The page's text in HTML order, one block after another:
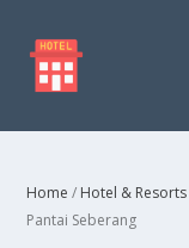
Home / Hotel & Resorts
Pantai Seberang